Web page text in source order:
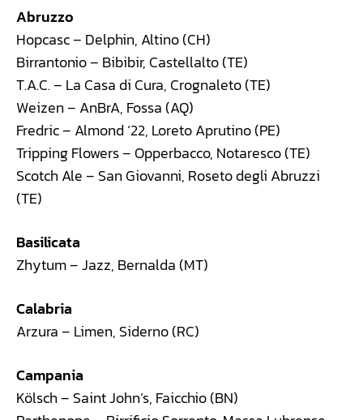
Abruzzo
Hopcasc – Delphin, Altino (CH)
Birrantonio – Bibibir, Castellalto (TE)
T.A.C. – La Casa di Cura, Crognaleto (TE)
Weizen – AnBrA, Fossa (AQ)
Fredric – Almond ‘22, Loreto Aprutino (PE)
Tripping Flowers – Opperbacco, Notaresco (TE)
Scotch Ale – San Giovanni, Roseto degli Abruzzi
(TE)
Basilicata
Zhytum – Jazz, Bernalda (MT)
Calabria
Arzura – Limen, Siderno (RC)
Campania
Kölsch – Saint John’s, Faicchio (BN)